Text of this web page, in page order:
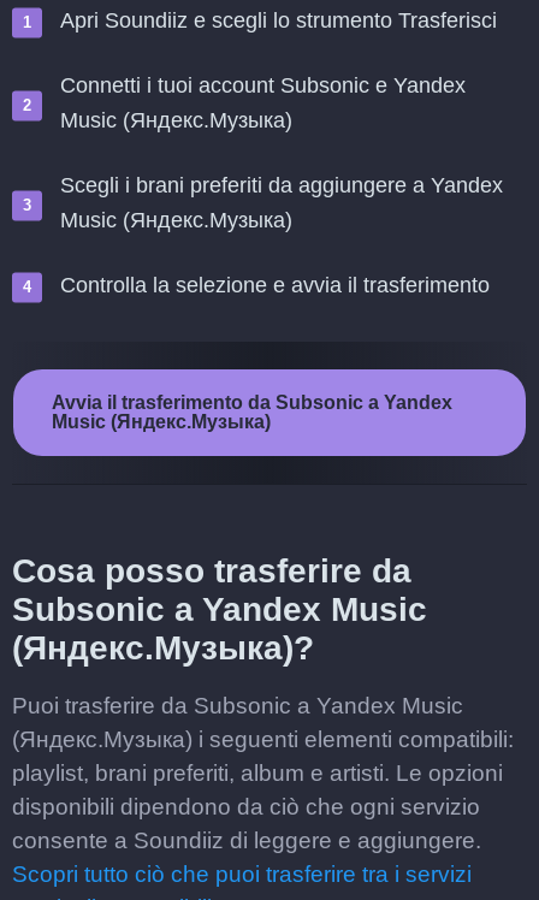
Apri Soundiiz e scegli lo strumento Trasferisci
Connetti i tuoi account Subsonic e Yandex
Music (Яндекс.Музыка)
Scegli i brani preferiti da aggiungere a Yandex
Music (Яндекс.Музыка)
Controlla la selezione e avvia il trasferimento
Avvia il trasferimento da Subsonic a Yandex
Music (Яндекс.Музыка)
Cosa posso trasferire da
Subsonic a Yandex Music
(Яндекс.Музыка)?
Puoi trasferire da Subsonic a Yandex Music
(Яндекс.Музыка) i seguenti elementi compatibili:
playlist, brani preferiti, album e artisti. Le opzioni
disponibili dipendono da ciò che ogni servizio
consente a Soundiiz di leggere e aggiungere.
Scopri tutto ciò che puoi trasferire tra i servizi